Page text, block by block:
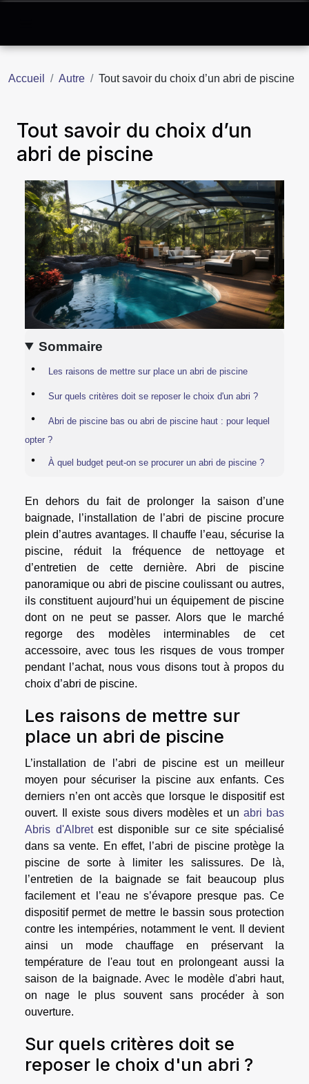
Accueil Autre Tout savoir du choix d’un abri de piscine
Tout savoir du choix d’un
abri de piscine
Sommaire
Les raisons de mettre sur place un abri de piscine
Sur quels critères doit se reposer le choix d'un abri ?
Abri de piscine bas ou abri de piscine haut : pour lequel
opter ?
À quel budget peut-on se procurer un abri de piscine ?
En dehors du fait de prolonger la saison d’une
baignade, l’installation de l’abri de piscine procure
plein d’autres avantages. Il chauffe l’eau, sécurise la
piscine, réduit la fréquence de nettoyage et
d’entretien de cette dernière. Abri de piscine
panoramique ou abri de piscine coulissant ou autres,
ils constituent aujourd’hui un équipement de piscine
dont on ne peut se passer. Alors que le marché
regorge des modèles interminables de cet
accessoire, avec tous les risques de vous tromper
pendant l’achat, nous vous disons tout à propos du
choix d’abri de piscine.
Les raisons de mettre sur
place un abri de piscine
L’installation de l’abri de piscine est un meilleur
moyen pour sécuriser la piscine aux enfants. Ces
derniers n’en ont accès que lorsque le dispositif est
ouvert. Il existe sous divers modèles et un abri bas
Abris d'Albretest disponible sur ce site spécialisé
dans sa vente. En effet, l’abri de piscine protège la
piscine de sorte à limiter les salissures. De là,
l’entretien de la baignade se fait beaucoup plus
facilement et l’eau ne s’évapore presque pas. Ce
dispositif permet de mettre le bassin sous protection
contre les intempéries, notamment le vent. Il devient
ainsi un mode chauffage en préservant la
température de l'eau tout en prolongeant aussi la
saison de la baignade. Avec le modèle d'abri haut,
on nage le plus souvent sans procéder à son
ouverture.
Sur quels critères doit se
reposer le choix d'un abri ?